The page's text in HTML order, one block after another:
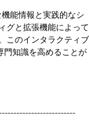
能情報と実践的なシ
グと拡張機能によって
このインタラクティブ
門知識を高めることが